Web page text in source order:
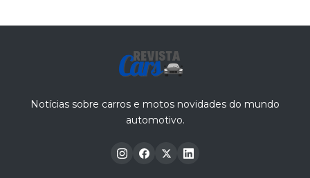
Notícias sobre carros e motos novidades do mundo
automotivo.